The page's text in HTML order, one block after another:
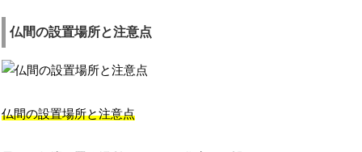
仏間の設置場所と注意点
仏間の設置場所と注意点